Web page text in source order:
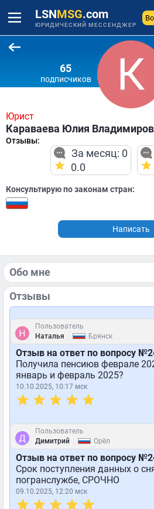
LSNMSG.com
ЮРИДИЧЕСКИЙ МЕССЕНДЖЕР
65
подписчиков
Юрист
Караваева Юлия
Отзывы:
За месяц: 0
0.0
Консультирую по законам стран:
Написать
Обо мне
Отзывы
Пользователь
Наталья
Брянск
Отзыв на ответ по вопросу
Получила пенсиюв феврале
январь и февраль 2025?
10.10.2025, 10:17 мск
Пользователь
Димитрий
Орёл
Отзыв на ответ по вопросу
Срок поступления данных о
погранслужбе, СРОЧНО
09.10.2025, 12:20 мск